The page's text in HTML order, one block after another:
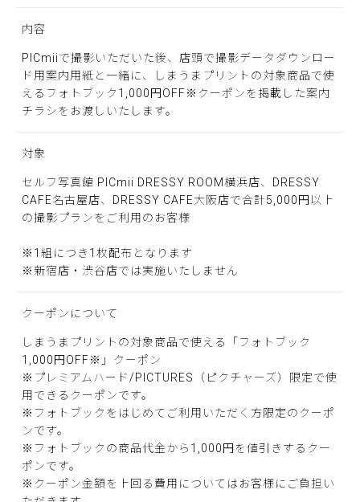
内容
PICmiiで撮影いただいた後、店頭で撮影データダウンロー
ド用案内用紙と一緒に、しまうまプリントの対象商品で使
えるフォトブック1,000円OFF※クーポンを掲載した案内
チラシをお渡しいたします。
対象
セルフ写真館 PICmii DRESSY ROOM横浜店、DRESSY
CAFE名古屋店、DRESSY CAFE大阪店で合計5,000円以上
の撮影プランをご利用のお客様
※1組につき1枚配布となります
※新宿店・渋谷店では実施いたしません
クーポンについて
しまうまプリントの対象商品で使える「フォトブック
1,000円OFF※」クーポン
※プレミアムハード/PICTURES（ピクチャーズ）限定で使
用できるクーポンです。
※フォトブックをはじめてご利用いただく方限定のクーポ
ンです。
※フォトブックの商品代金から1,000円を値引きするクー
ポンです。
※クーポン金額を上回る費用についてはお客様にご負担い